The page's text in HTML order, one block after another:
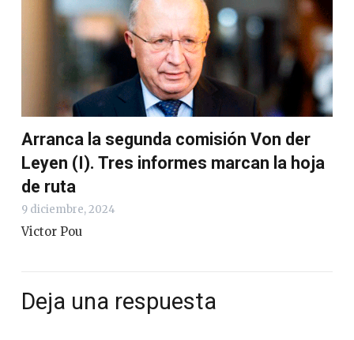
Arranca la segunda comisión Von der
Leyen (I). Tres informes marcan la hoja
de ruta
9 diciembre, 2024
Victor Pou
Deja una respuesta